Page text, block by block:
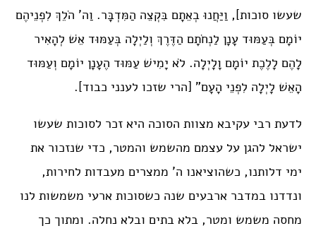
שעשו סוכות], וַיַּחֲנוּ בְאֵתָם בִּקְצֵה הַמִּדְבָּר. וַה’ הֹלֵךְ לִפְנֵיהֶם
יוֹמָם בְּעַמּוּד עָנָן לַנְחֹתָם הַדֶּרֶךְ וְלַיְלָה בְּעַמּוּד אֵשׁ לְהָאִיר
לָהֶם לָלֶכֶת יוֹמָם וָלָיְלָה. לֹא יָמִישׁ עַמּוּד הֶעָנָן יוֹמָם וְעַמּוּד
הָאֵשׁ לָיְלָה לִפְנֵי הָעָם” [הרי שזכו לענני כבוד].
לדעת רבי עקיבא מצוות הסוכה היא זכר לסוכות שעשו
ישראל להגן על עצמם מהשמש והמטר, כדי שנזכור את
ימי דלותנו, כשהוציאנו ה’ ממצרים מעבדות לחירות,
ונדדנו במדבר ארבעים שנה כשסוכות ארעי משמשות לנו
מחסה משמש ומטר, בלא בתים ובלא נחלה. ומתוך כך